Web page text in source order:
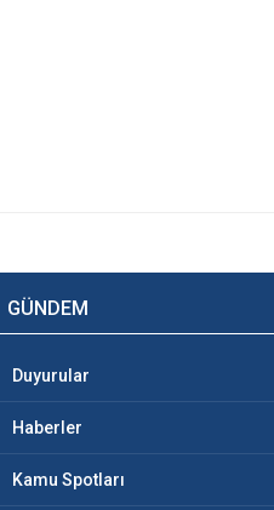
GÜNDEM
Duyurular
Haberler
Kamu Spotları